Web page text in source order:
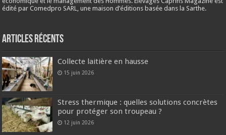
édité par Comedpro SARL, une maison d’éditions basée dans la Sarthe.
Articles récents
Collecte laitière en hausse
15 juin 2026
Stress thermique : quelles solutions concrètes
pour protéger son troupeau ?
12 juin 2026